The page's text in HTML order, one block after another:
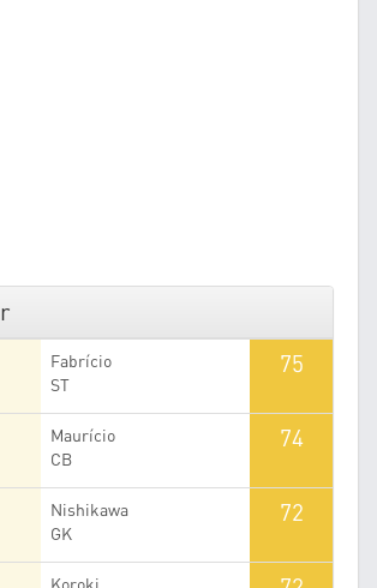
Fabrício
ST
75
Maurício
CB
74
Nishikawa
GK
72
Koroki